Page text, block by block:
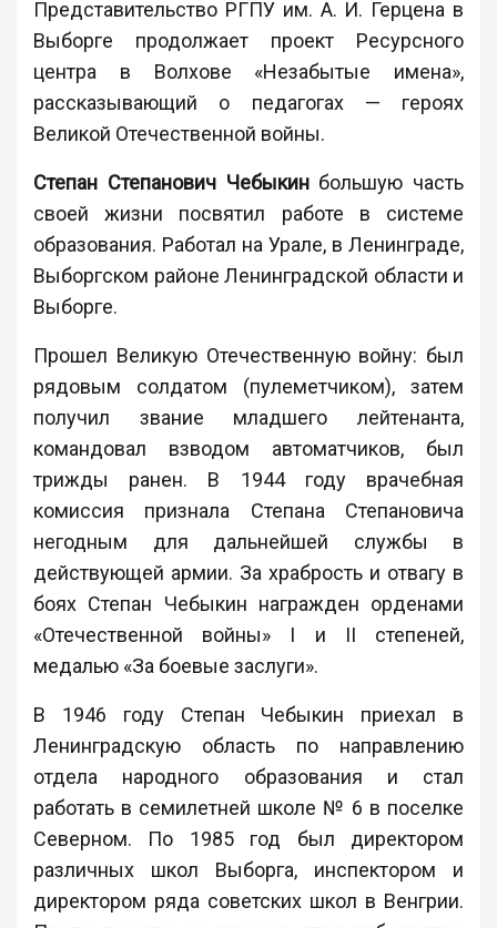
Представительство РГПУ им. А. И. Герцена в
Выборге продолжает проект Ресурсного
центра в Волхове «Незабытые имена»,
рассказывающий о педагогах — героях
Великой Отечественной войны.
Степан Степанович Чебыкинбольшую часть
своей жизни посвятил работе в системе
образования. Работал на Урале, в Ленинграде,
Выборгском районе Ленинградской области и
Выборге.
Прошел Великую Отечественную войну: был
рядовым солдатом (пулеметчиком), затем
получил звание младшего лейтенанта,
командовал взводом автоматчиков, был
трижды ранен. В 1944 году врачебная
комиссия признала Степана Степановича
негодным для дальнейшей службы в
действующей армии. За храбрость и отвагу в
боях Степан Чебыкин награжден орденами
«Отечественной войны» I и II степеней,
медалью «За боевые заслуги».
В 1946 году Степан Чебыкин приехал в
Ленинградскую область по направлению
отдела народного образования и стал
работать в семилетней школе № 6 в поселке
Северном. По 1985 год был директором
различных школ Выборга, инспектором и
директором ряда советских школ в Венгрии.